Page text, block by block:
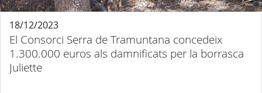
El Consorci Serra de Tramuntana concedeix
1.300.000 euros als damnificats per la borrasca
Juliette
18/12/2023